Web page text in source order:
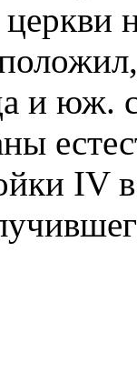
и юж.
IV